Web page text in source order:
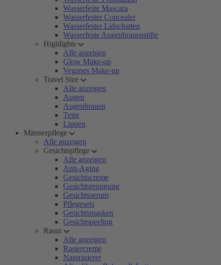
Wasserfeste Mascara
Wasserfester Concealer
Wasserfester Lidschatten
Wasserfeste Augenbrauenstifte
Highlights
Alle anzeigen
Glow Make-up
Veganes Make-up
Travel Size
Alle anzeigen
Augen
Augenbrauen
Teint
Lippen
Männerpflege
Alle anzeigen
Gesichtspflege
Alle anzeigen
Anti-Aging
Gesichtscreme
Gesichtsreinigung
Gesichtsserum
Pflegesets
Gesichtsmasken
Gesichtspeeling
Rasur
Alle anzeigen
Rasiercreme
Nassrasierer